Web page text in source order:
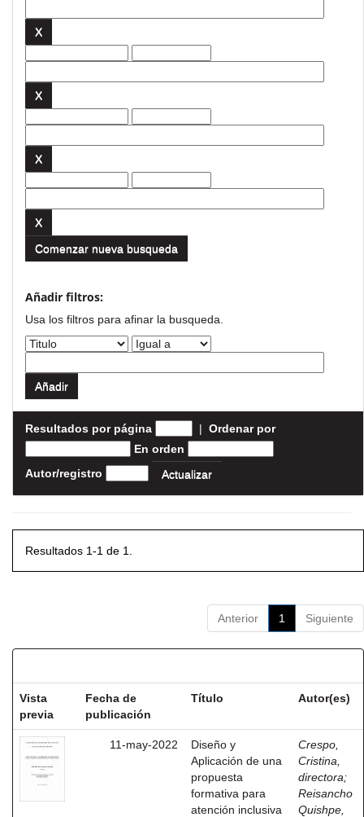
Comenzar nueva busqueda
Añadir filtros:
Usa los filtros para afinar la busqueda.
Resultados por página | Ordenar por
En orden
Autor/registro
Resultados 1-1 de 1.
Anterior 1 Siguiente
Vista
previa
Fecha de
publicación
Título Autor(es)
11-may-2022
Diseño y
Aplicación de una
propuesta
formativa para
atención inclusiva
Crespo,
Cristina,
directora;
Reisancho
Quishpe,